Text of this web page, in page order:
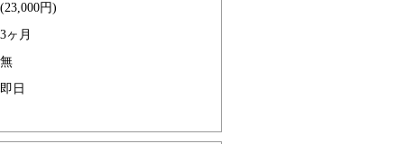
(23,000円)
3ヶ月
無
即日